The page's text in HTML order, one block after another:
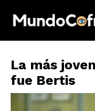
La más
fue Bertis